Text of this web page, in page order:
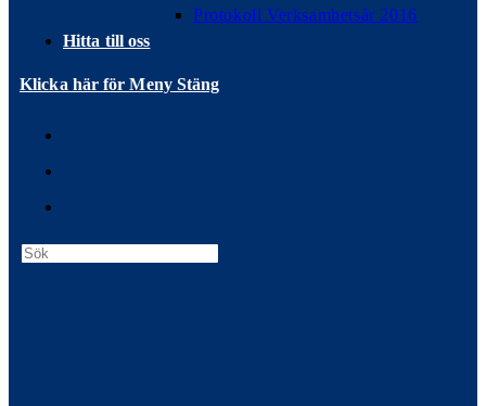
Protokoll Verksamhetsår 2016
Hitta till oss
Klicka här för Meny Stäng